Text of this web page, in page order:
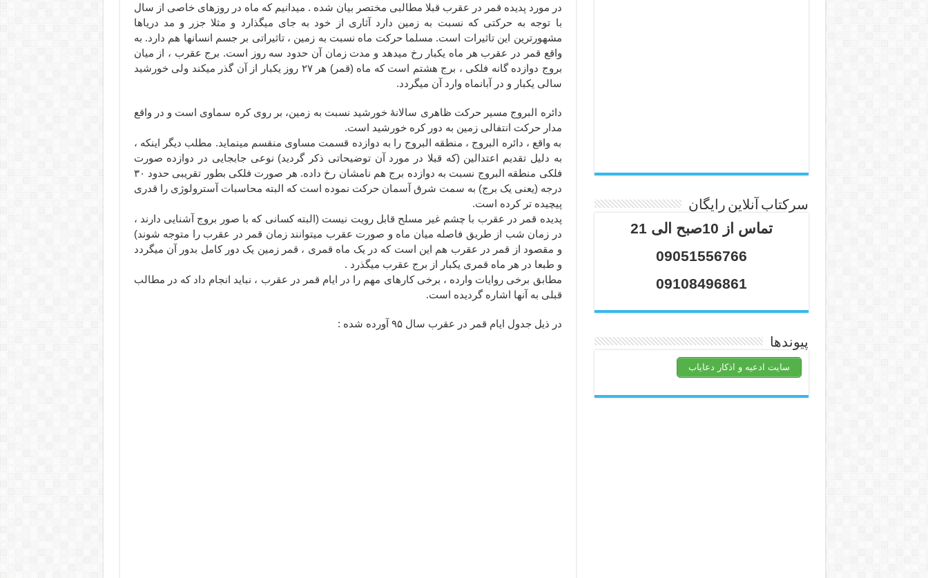
دعای ابودردا برای در امان ماندن از بلا – دعای ایمنی از سوختن
در مورد پدیده قمر در عقرب قبلا مطالبی مختصر بیان شده . میدانیم که ماه در روزهای خاصی از سال
با توجه به حرکتی که نسبت به زمین دارد آثاری از خود به جای میگذارد و مثلا جزر و مد دریاها
مشهورترین این تاثیرات است. مسلما حرکت ماه نسبت به زمین ، تاثیراتی بر جسم انسانها هم دارد. به
واقع قمر در عقرب هر ماه یکبار رخ میدهد و مدت زمان آن حدود سه روز است. برج عقرب ، از میان
بروج دوازده گانه فلکی ، برج هشتم است که ماه (قمر) هر ۲۷ روز یکبار از آن گذر میکند ولی خورشید
سالی یکبار و در آبانماه وارد آن میگردد.
دائره البروج مسیر حرکت ظاهری سالانهٔ خورشید نسبت به زمین، بر روی کره سماوی است و در واقع
مدار حرکت انتفالی زمین به دور کره خورشید است.
به واقع ، دائره البروج ، منطقه البروج را به دوازده قسمت مساوی منقسم مینماید. مطلب دیگر اینکه ،
به دلیل تقدیم اعتدالین (که قبلا در مورد آن توضیحاتی ذکر گردید) نوعی جابجایی در دوازده صورت
فلکی منطقه البروج نسبت به دوازده برج هم نامشان رخ داده. هر صورت فلکی بطور تقریبی حدود ۳۰
درجه (یعنی یک برج) به سمت شرق آسمان حرکت نموده است که البته محاسبات آسترولوژی را قدری
پیچیده تر کرده است.
پدیده قمر در عقرب با چشم غیر مسلح قابل رویت نیست (البته کسانی که با صور بروج آشنایی دارند ،
در زمان شب از طریق فاصله میان ماه و صورت عقرب میتوانند زمان قمر در عقرب را متوجه شوند)
و مقصود از قمر در عقرب هم این است که در یک ماه قمری ، قمر زمین یک دور کامل بدور آن میگردد
و طبعا در هر ماه قمری یکبار از برج عقرب میگذرد .
مطابق برخی روایات وارده ، برخی کارهای مهم را در ایام قمر در عقرب ، نباید انجام داد که در مطالب
قبلی به آنها اشاره گردیده است.
در ذیل جدول ایام قمر در عقرب سال ۹۵ آورده شده :
سرکتاب آنلاین رایگان
تماس از 10صبح الی 21
09051556766
09108496861
پیوندها
سایت ادعیه و اذکار دعایاب